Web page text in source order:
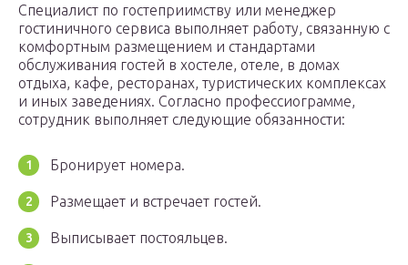
Специалист по гостеприимству или менеджер
гостиничного сервиса выполняет работу, связанную с
комфортным размещением и стандартами
обслуживания гостей в хостеле, отеле, в домах
отдыха, кафе, ресторанах, туристических комплексах
и иных заведениях. Согласно профессиограмме,
сотрудник выполняет следующие обязанности:
Бронирует номера.
Размещает и встречает гостей.
Выписывает постояльцев.